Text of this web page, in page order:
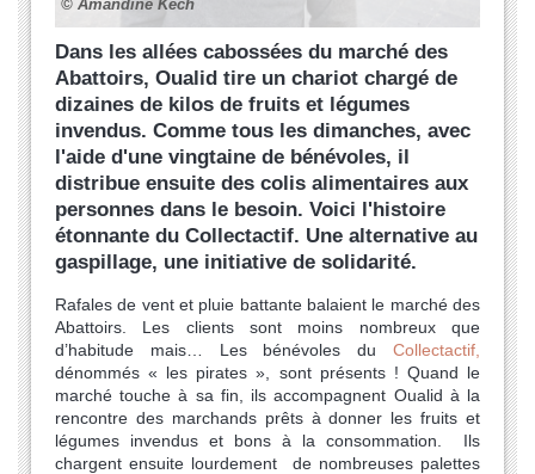
© Amandine Kech
Dans les allées cabossées du marché des
Abattoirs, Oualid tire un chariot chargé de
dizaines de kilos de fruits et légumes
invendus. Comme tous les dimanches, avec
l'aide d'une vingtaine de bénévoles, il
distribue ensuite des colis alimentaires aux
personnes dans le besoin. Voici l'histoire
étonnante du Collectactif. Une alternative au
gaspillage, une initiative de solidarité.
Rafales de vent et pluie battante balaient le marché des
Abattoirs. Les clients sont moins nombreux que
d’habitude mais… Les bénévoles du Collectactif,
dénommés « les pirates », sont présents ! Quand le
marché touche à sa fin, ils accompagnent Oualid à la
rencontre des marchands prêts à donner les fruits et
légumes invendus et bons à la consommation. Ils
chargent ensuite lourdement de nombreuses palettes